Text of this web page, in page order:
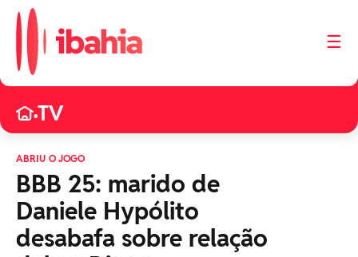
☰
•TV
ABRIU O JOGO
BBB 25: marido de
Daniele Hypólito
desabafa sobre relação